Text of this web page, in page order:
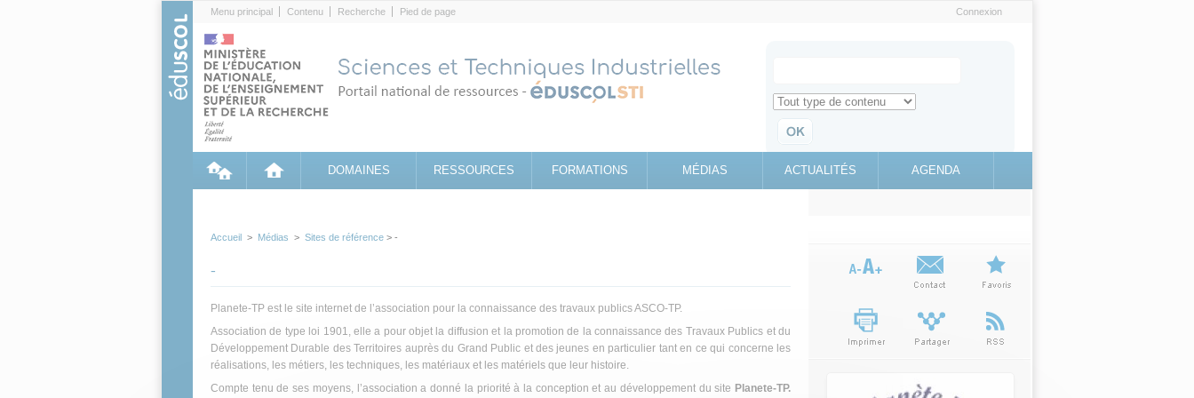
Menu principal Contenu Recherche Pied de page Connexion
Search for
Retrouvez toute l'information sur le site education.gouv.fr
DOMAINES RESSOURCES FORMATIONS MÉDIAS ACTUALITÉS AGENDA
Accueil > Médias > Sites de référence > -
-
Planete-TP est le site internet de l’association pour la connaissance des travaux publics ASCO-TP.
Association de type loi 1901, elle a pour objet la diffusion et la promotion de la connaissance des Travaux Publics et du
Développement Durable des Territoires auprès du Grand Public et des jeunes en particulier tant en ce qui concerne les
réalisations, les métiers, les techniques, les matériaux et les matériels que leur histoire.
Compte tenu de ses moyens, l’association a donné la priorité à la conception et au développement du site Planete-TP.